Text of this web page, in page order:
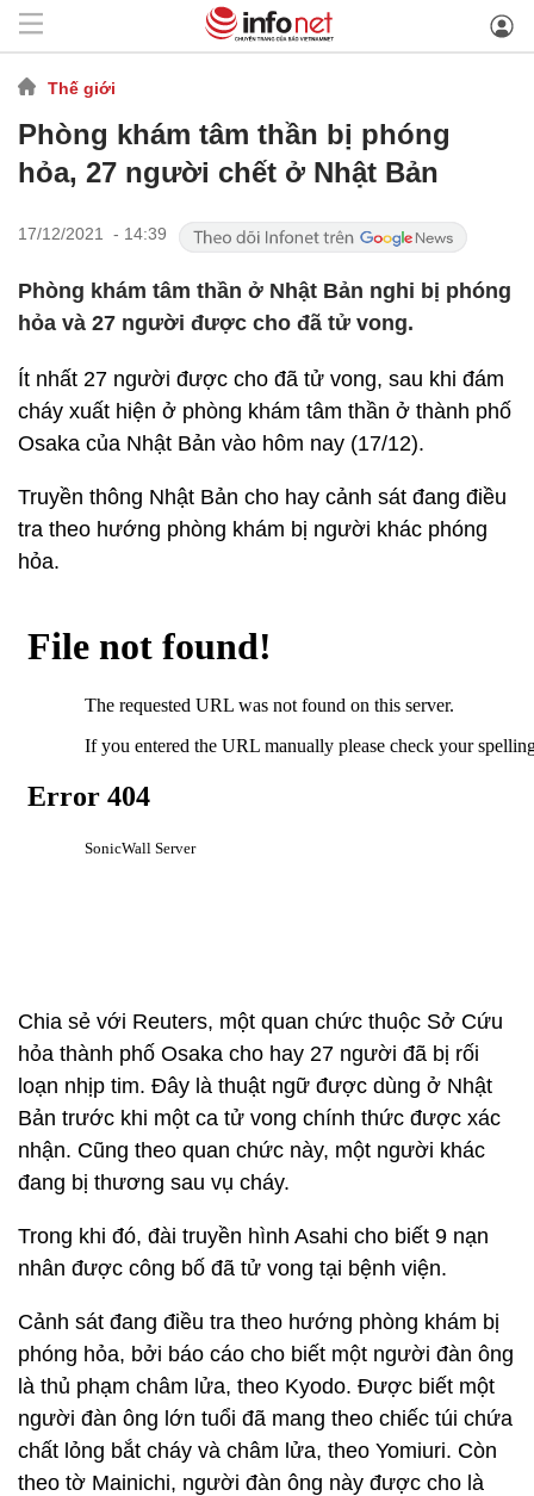
Thế giới
Phòng khám tâm thần bị phóng
hỏa, 27 người chết ở Nhật Bản
17/12/2021 - 14:39
Phòng khám tâm thần ở Nhật Bản nghi bị phóng
hỏa và 27 người được cho đã tử vong.
Ít nhất 27 người được cho đã tử vong, sau khi đám
cháy xuất hiện ở phòng khám tâm thần ở thành phố
Osaka của Nhật Bản vào hôm nay (17/12).
Truyền thông Nhật Bản cho hay cảnh sát đang điều
tra theo hướng phòng khám bị người khác phóng
hỏa.
Chia sẻ với Reuters, một quan chức thuộc Sở Cứu
hỏa thành phố Osaka cho hay 27 người đã bị rối
loạn nhịp tim. Đây là thuật ngữ được dùng ở Nhật
Bản trước khi một ca tử vong chính thức được xác
nhận. Cũng theo quan chức này, một người khác
đang bị thương sau vụ cháy.
Trong khi đó, đài truyền hình Asahi cho biết 9 nạn
nhân được công bố đã tử vong tại bệnh viện.
Cảnh sát đang điều tra theo hướng phòng khám bị
phóng hỏa, bởi báo cáo cho biết một người đàn ông
là thủ phạm châm lửa, theo Kyodo. Được biết một
người đàn ông lớn tuổi đã mang theo chiếc túi chứa
chất lỏng bắt cháy và châm lửa, theo Yomiuri. Còn
theo tờ Mainichi, người đàn ông này được cho là